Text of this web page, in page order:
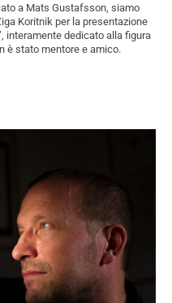
a Mats Gustafsson, siamo
Koritnik per la presentazione
interamente dedicato alla figura
è stato mentore e amico.